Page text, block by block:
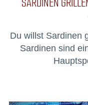
Du willst Sardinen
Sardinen sind